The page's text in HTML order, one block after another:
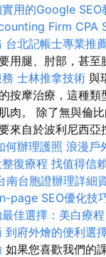
用的Google SEO
Firm CPA
台北記帳士專業推
用腿、肘部，甚至
士林推拿技術 與
按摩治療，這種類
肉。 除了無與倫
來自於波利尼西亞
何辦理護照 浪漫戶
復療程 找值得信
南台胞證辦理詳細
page SEO優化技
佳選擇：美白療程
到府外燴的便利選
如果您喜歡我們的